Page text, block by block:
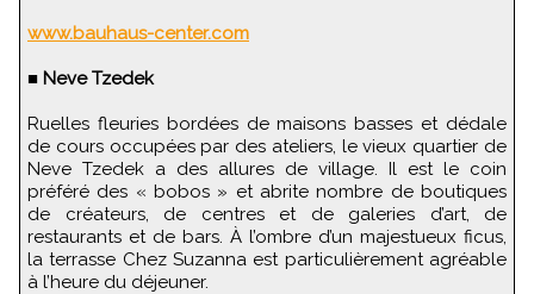
www.bauhaus-center.com
■ Neve Tzedek
Ruelles fleuries bordées de maisons basses et dédale
de cours occupées par des ateliers, le vieux quartier de
Neve Tzedek a des allures de village. Il est le coin
préféré des « bobos » et abrite nombre de boutiques
de créateurs, de centres et de galeries d’art, de
restaurants et de bars. À l’ombre d’un majestueux ficus,
la terrasse Chez Suzanna est particulièrement agréable
à l’heure du déjeuner.